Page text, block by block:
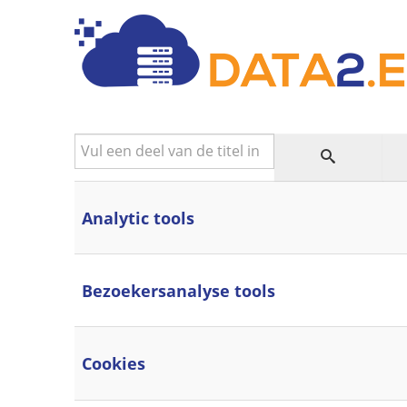
Vul een deel van de titel in
Analytic tools
Bezoekersanalyse tools
Cookies